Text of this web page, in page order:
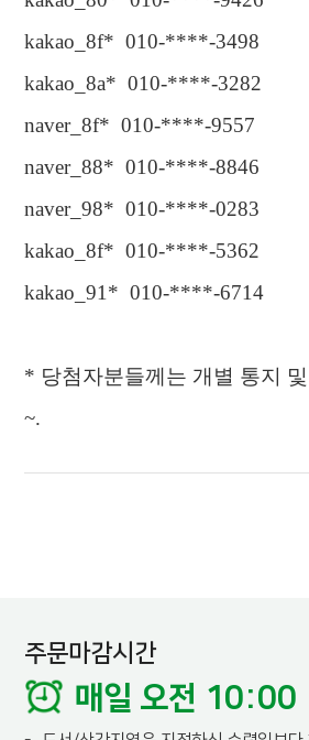
kakao_8f* 010-****-3498
kakao_8a* 010-****-3282
naver_8f* 010-****-9557
naver_88* 010-****-8846
naver_98* 010-****-0283
kakao_8f* 010-****-5362
kakao_91* 010-****-6714
* 당첨자분들께는 개별 통지
~.
주문마감시간
매일 오전 10:00